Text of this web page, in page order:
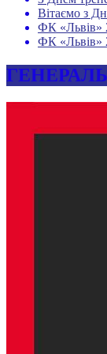
Вітаємо з
ФК «Львів»
ФК «Львів»